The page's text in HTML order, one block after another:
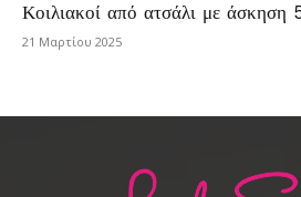
Κοιλιακοί από ατσάλι με άσκηση
21 Μαρτίου 2025